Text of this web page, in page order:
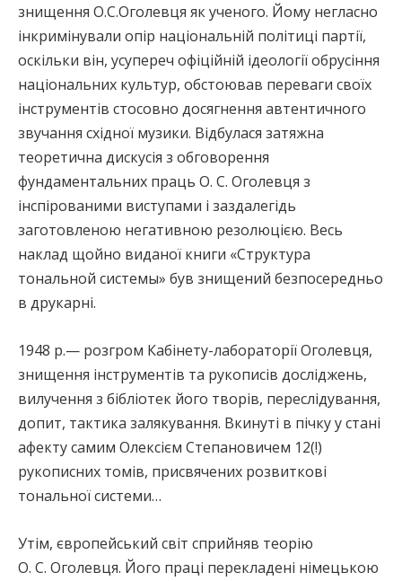
знищення О.С.Оголевця як ученого. Йому негласно
інкримінували опір національній політиці партії,
оскільки він, усупереч офіційній ідеології обрусіння
національних культур, обстоював переваги своїх
інструментів стосовно досягнення автентичного
звучання східної музики. Відбулася затяжна
теоретична дискусія з обговорення
фундаментальних праць О. С. Оголевця з
інспірованими виступами і заздалегідь
заготовленою негативною резолюцією. Весь
наклад щойно виданої книги «Структура
тональной системы» був знищений безпосередньо
в друкарні.
1948 р.— розгром Кабінету-лабораторії Оголевця,
знищення інструментів та рукописів досліджень,
вилучення з бібліотек його творів, переслідування,
допит, тактика залякування. Вкинуті в пічку у стані
афекту самим Олексієм Степановичем 12(!)
рукописних томів, присвячених розвиткові
тональної системи…
Утім, європейський світ сприйняв теорію
О. С. Оголевця. Його праці перекладені німецькою